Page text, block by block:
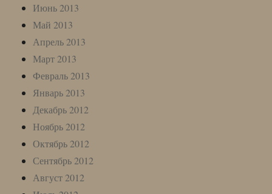
Июнь 2013
Май 2013
Апрель 2013
Март 2013
Февраль 2013
Январь 2013
Декабрь 2012
Ноябрь 2012
Октябрь 2012
Сентябрь 2012
Август 2012